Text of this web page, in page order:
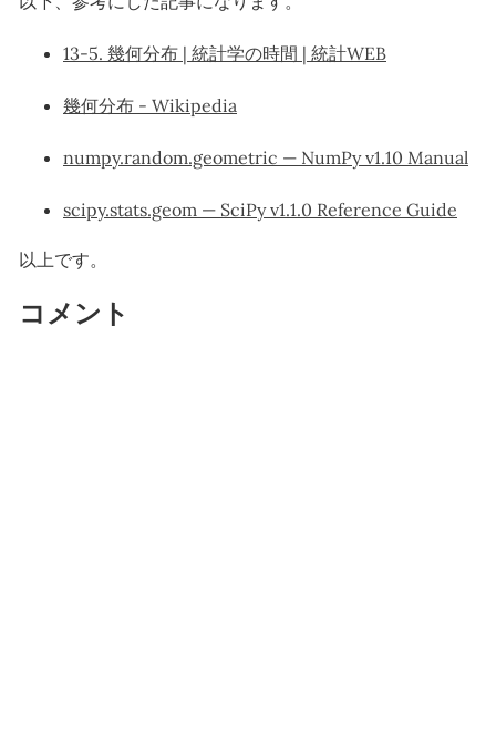
13-5. 幾何分布 | 統計学の時間 | 統計WEB
幾何分布 - Wikipedia
numpy.random.geometric — NumPy v1.10 Manual
scipy.stats.geom — SciPy v1.1.0 Reference Guide
以上です。
コメント